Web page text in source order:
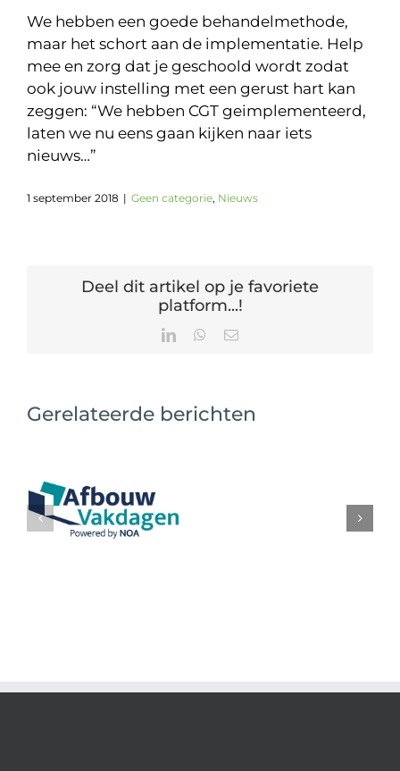
We hebben een goede behandelmethode,
maar het schort aan de implementatie. Help
mee en zorg dat je geschoold wordt zodat
ook jouw instelling met een gerust hart kan
zeggen: “We hebben CGT geimplementeerd,
laten we nu eens gaan kijken naar iets
nieuws…”
1 september 2018 | Geen categorie, Nieuws
Deel dit artikel op je favoriete
platform...!
LinkedInWhatsApp
E-
Gerelateerde berichten